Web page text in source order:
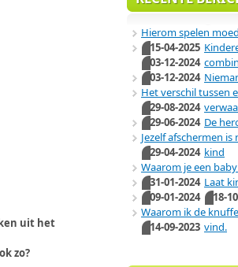
uit het
zo?
Hierom spelen
15-04-2025
03-12-2024
03-12-2024
Het verschil tussen
29-08-2024
De
29-06-2024
Jezelf afschermen
kind
29-04-2024
Waarom je een
31-01-2024 Laat
09-01-2024
18-
Waarom ik de
vind.
14-09-2023